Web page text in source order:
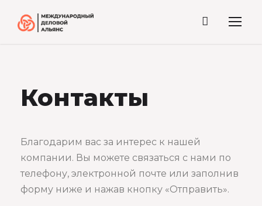
Контакты
Благодарим вас за интерес к нашей
компании. Вы можете связаться с нами по
телефону, электронной почте или заполнив
форму ниже и нажав кнопку «Отправить».